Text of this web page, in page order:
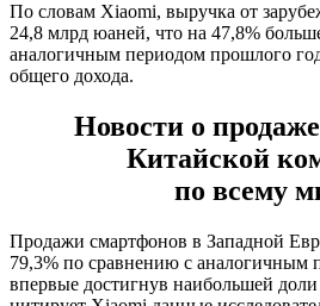
По словам Xiaomi, выручка от
24,8 млрд юаней, что на 47,8%
аналогичным периодом прошлого
общего дохода.
Новости о
Китайской
по всему
Продажи смартфонов в Западной
79,3% по сравнению с аналогичным
впервые достигнув наибольшей